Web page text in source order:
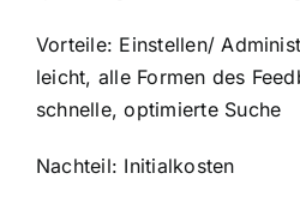
Vorteile: Einstellen/
leicht, alle Formen des
schnelle, optimierte Suche
Nachteil: Initialkosten